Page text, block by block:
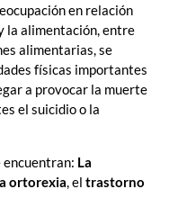
en relación
la alimentación, entre
alimentarias, se
físicas importantes
a provocar la muerte
el suicidio o la
encuentran: La
ortorexia, el trastorno